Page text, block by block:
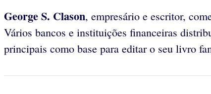
George S. Clason, empresário e escritor,
Vários bancos e instituições financeiras
principais como base para editar o seu livro